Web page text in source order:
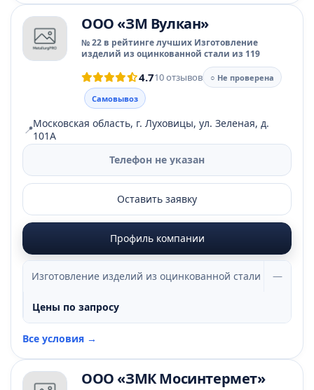
ООО «ЗМ Вулкан»
№ 22 в рейтинге лучших Изготовление
изделий из оцинкованной стали из 119
4.710 отзывов
○ Не проверена
Самовывоз
📍Московская область, г. Луховицы, ул. Зеленая, д.
101А
Телефон не указан
Оставить заявку
Профиль компании
Изготовление изделий из оцинкованной стали —
Цены по запросу
Все условия →
ООО «ЗМК Мосинтермет»